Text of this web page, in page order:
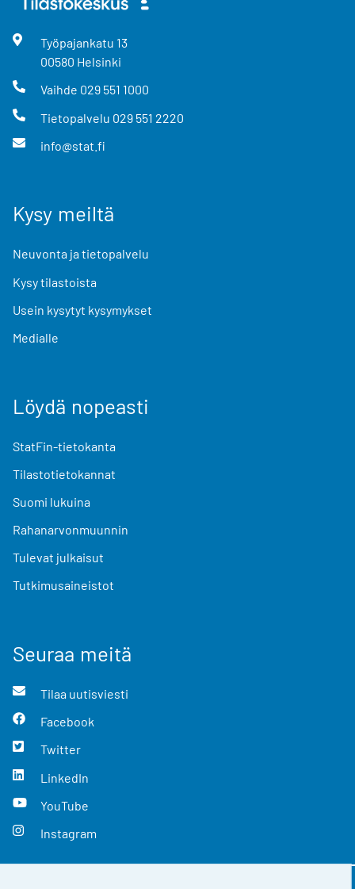
Työpajankatu 13
00580 Helsinki
Vaihde 029 551 1000
Tietopalvelu 029 551 2220
info@stat.fi
Kysy meiltä
Neuvonta ja tietopalvelu
Kysy tilastoista
Usein kysytyt kysymykset
Medialle
Löydä nopeasti
StatFin-tietokanta
Tilastotietokannat
Suomi lukuina
Rahanarvonmuunnin
Tulevat julkaisut
Tutkimusaineistot
Seuraa meitä
Tilaa uutisviesti
Facebook
Twitter
LinkedIn
YouTube
Instagram